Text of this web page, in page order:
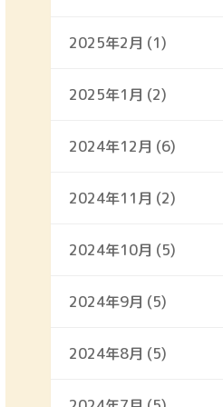
2025年2月 (1)
2025年1月 (2)
2024年12月 (6)
2024年11月 (2)
2024年10月 (5)
2024年9月 (5)
2024年8月 (5)